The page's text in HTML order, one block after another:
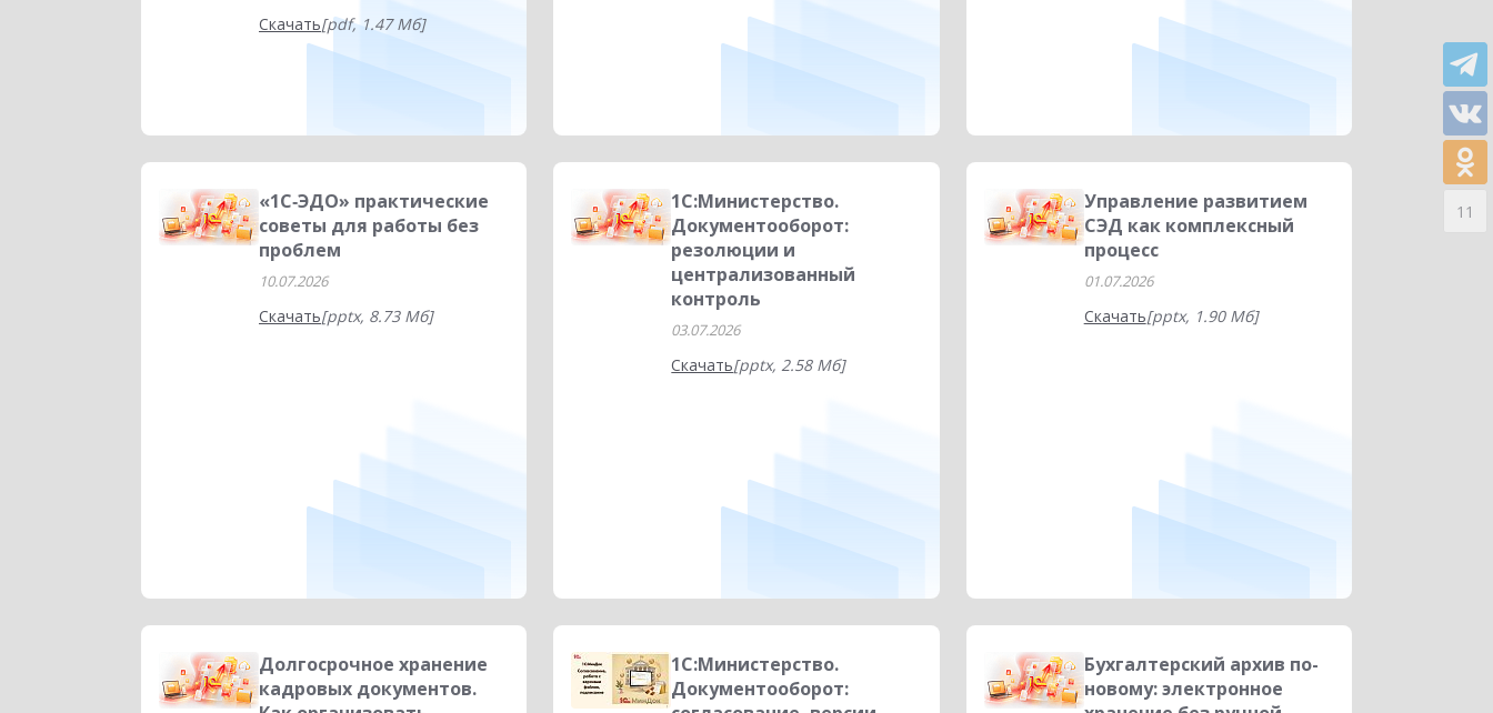
Скачать[pdf, 1.47 Мб]
«1С‑ЭДО» практические
советы для работы без
проблем
10.07.2026
Скачать[pptx, 8.73 Мб]
1С:Министерство.
Документооборот:
резолюции и
централизованный
контроль
03.07.2026
Скачать[pptx, 2.58 Мб]
Управление развитием
СЭД как комплексный
процесс
01.07.2026
Скачать[pptx, 1.90 Мб]
Долгосрочное хранение
кадровых документов.
1С:Министерство.
Документооборот:
Бухгалтерский архив по-
новому: электронное
11